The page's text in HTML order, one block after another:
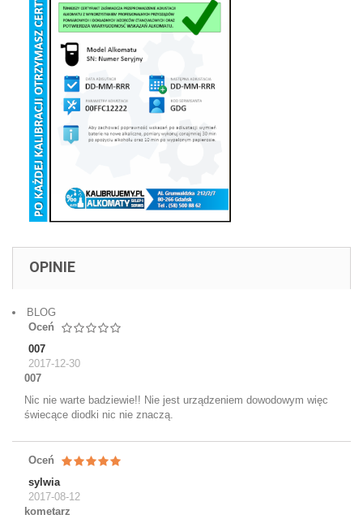
OPINIE
BLOG
Oceń
007
2017-12-30
007
Nic nie warte badziewie!! Nie jest urządzeniem dowodowym więc
świecące diodki nic nie znaczą.
Oceń
sylwia
2017-08-12
kometarz